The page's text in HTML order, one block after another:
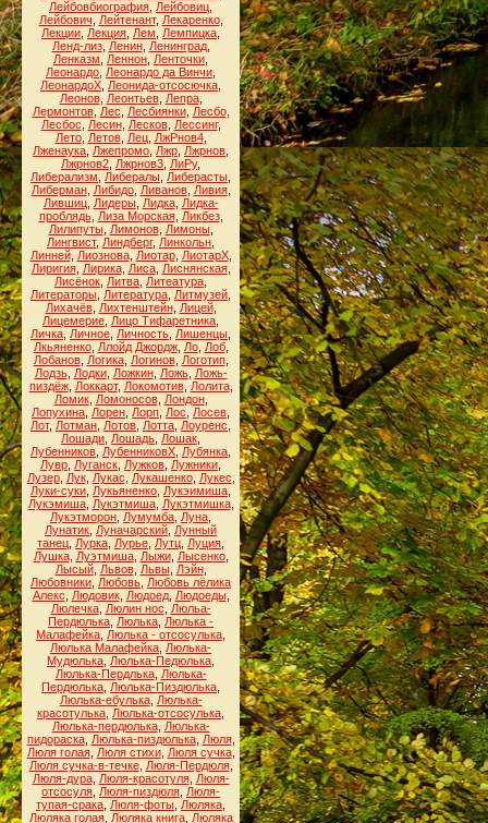
Лейбовбиография Лейбовиц
Лейбович
Лейтенант, Лекаренко,
Лекции Лекция Лем Лемпицка
Ленд-лиз, Ленин, Ленинград,
Ленказм
Леннон Ленточки
Леонардо Леонардо да Винчи
ЛеонардоХ Леонида-отсосючка
Леонов, Леонтьев, Лепра,
Лермонтов, Лес Лесбиянки, Лесбо,
Лесбос
Лесин, Лесков, Лессинг,
Лето, Летов, Лец, ЛжРнов4,
Лженаука Лжепромо Лжр Лжрнов
Лжрнов2 Лжрнов3 ЛиРу,
Либерализм
Либералы Либерасты
Либерман, Либидо, Ливанов, Ливия,
Лившиц, Лидеры, Лидка, Лидка-
проблядь, Лиза Морская, Ликбез,
Лилипуты, Лимонов, Лимоны,
Лингвист, Линдберг, Линкольн
Линней, Лиознова, Лиотар, ЛиотарХ,
Лиригия, Лирика, Лиса, Лиснянская,
Лисёнок Литва Литеатура
Литераторы Литература Литмузей
Лихачёв, Лихтенштейн, Лицей,
Лицемерие Лицо Тифаретника
Личка Личное Личность Лишенцы
Лкьяненко, Ллойд Джордж, Ло, Лоб,
Лобанов, Логика, Логинов, Логотип,
Лодзь, Лодки, Ложкин, Ложь, Ложь-
пиздёж, Локкарт, Локомотив, Лолита,
Ломик, Ломоносов, Лондон,
Лопухина Лорен Лорп Лос Лосев
Лот, Лотман Лотов Лотта Лоуренс
Лошади Лошадь Лошак
Лубенников ЛубенниковХ Лубянка
Лувр Луганск Лужков Лужники
Лузер, Лук, Лукас Лукашенко, Лукес
Луки-суки Лукьяненко Лукэимиша
Лукэмиша, Лукэтмиша, Лукэтмишка,
Лукэтморон Лумумба Луна
Лунатик Луначарский Лунный
танец Лурка Лурье Лутц Луция
Лушка, Луэтмиша, Лыжи, Лысенко,
Лысый, Львов, Львы, Лэйн,
Любовники Любовь Любовь лёлика
Алекс
Людовик, Людоед, Людоеды,
Люлечка, Люлин нос
Люльа-
Пердюлька Люлька Люлька -
Малафейка Люлька - отсосулька
Люлька Малафейка Люлька-
Мудюлька Люлька-Педюлька
Люлька-Пердлька, Люлька-
Пердюлька Люлька-Пиздюлька
Люлька-ебулька, Люлька-
красотулька Люлька-отсосулька
Люлька-пердюлька, Люлька-
пидораска, Люлька-пиздюлька, Люля,
Люля голая, Люля стихи, Люля сучка,
Люля сучка-в-течке, Люля-Пердюля,
Люля-дура, Люля-красотуля, Люля-
отсосуля Люля-пиздюля Люля-
тупая-срака Люля-фоты Люляка
Люляка голая, Люляка книга, Люляка